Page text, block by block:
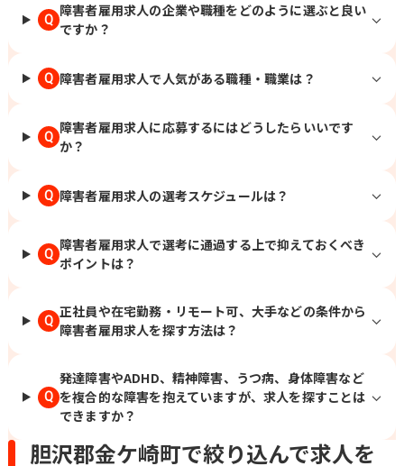
Q
障害者雇用求人の企業や職種をどのように選ぶと良い
ですか？
Q 障害者雇用求人で人気がある職種・職業は？
Q
障害者雇用求人に応募するにはどうしたらいいです
か？
Q 障害者雇用求人の選考スケジュールは？
Q
障害者雇用求人で選考に通過する上で抑えておくべき
ポイントは？
Q
正社員や在宅勤務・リモート可、大手などの条件から
障害者雇用求人を探す方法は？
Q
発達障害やADHD、精神障害、うつ病、身体障害など
を複合的な障害を抱えていますが、求人を探すことは
できますか？
胆沢郡金ケ崎町で絞り込んで求人を